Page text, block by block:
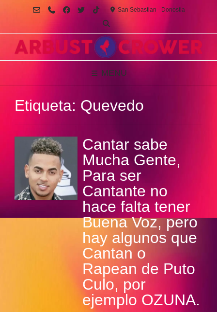
contenido
San Sebastian - Donostia
MENU
Etiqueta: Quevedo
Cantar sabe
Mucha Gente,
Para ser
Cantante no
hace falta tener
Buena Voz, pero
hay algunos que
Cantan o
Rapean de Puto
Culo, por
ejemplo OZUNA.